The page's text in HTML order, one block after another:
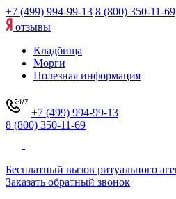
+7 (499) 994-99-13 8 (800) 350-11-69
отзывы
Кладбища
Морги
Полезная информация
+7 (499) 994-99-13
8 (800) 350-11-69
Бесплатный вызов ритуального
Заказать обратный звонок